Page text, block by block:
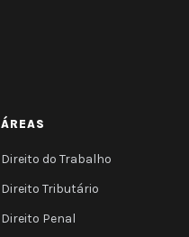
ÁREAS
Direito do Trabalho
Direito Tributário
Direito Penal